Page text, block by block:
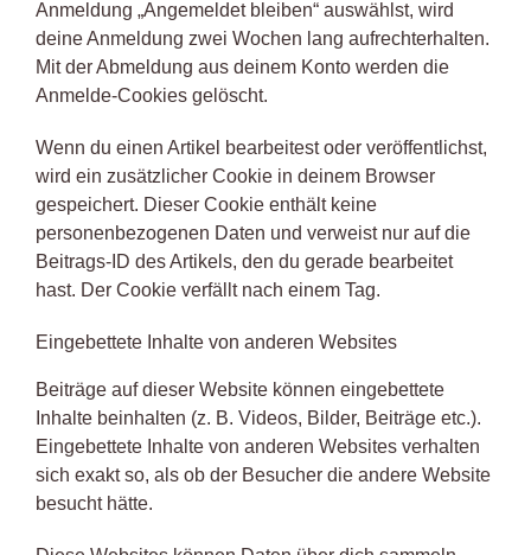
Anmeldung „Angemeldet bleiben“ auswählst, wird
deine Anmeldung zwei Wochen lang aufrechterhalten.
Mit der Abmeldung aus deinem Konto werden die
Anmelde-Cookies gelöscht.
Wenn du einen Artikel bearbeitest oder veröffentlichst,
wird ein zusätzlicher Cookie in deinem Browser
gespeichert. Dieser Cookie enthält keine
personenbezogenen Daten und verweist nur auf die
Beitrags-ID des Artikels, den du gerade bearbeitet
hast. Der Cookie verfällt nach einem Tag.
Eingebettete Inhalte von anderen Websites
Beiträge auf dieser Website können eingebettete
Inhalte beinhalten (z. B. Videos, Bilder, Beiträge etc.).
Eingebettete Inhalte von anderen Websites verhalten
sich exakt so, als ob der Besucher die andere Website
besucht hätte.